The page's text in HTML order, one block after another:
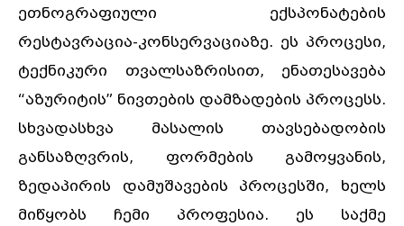
ეთნოგრაფიული ექსპონატების
რესტავრაცია-კონსერვაციაზე. ეს პროცესი,
ტექნიკური თვალსაზრისით, ენათესავება
“აზურიტის” ნივთების დამზადების პროცესს.
სხვადასხვა მასალის თავსებადობის
განსაზღვრის, ფორმების გამოყვანის,
ზედაპირის დამუშავების პროცესში, ხელს
მიწყობს ჩემი პროფესია. ეს საქმე